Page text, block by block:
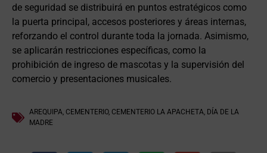
de seguridad se distribuirá en puntos estratégicos como
la puerta principal, accesos posteriores y áreas internas,
reforzando el control durante toda la jornada. Asimismo,
se aplicarán restricciones específicas, como la
prohibición de ingreso de mascotas y la supervisión del
comercio y presentaciones musicales.
AREQUIPA, CEMENTERIO, CEMENTERIO LA APACHETA, DÍA DE LA
MADRE